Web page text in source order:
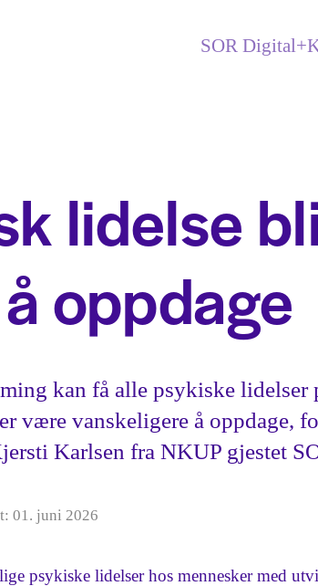
SOR Digital+
lidelse
oppdage
kan få alle psykiske lidelser
være vanskeligere å oppdage,
Karlsen fra NKUP gjestet
01. juni 2026
psykiske lidelser hos mennesker med